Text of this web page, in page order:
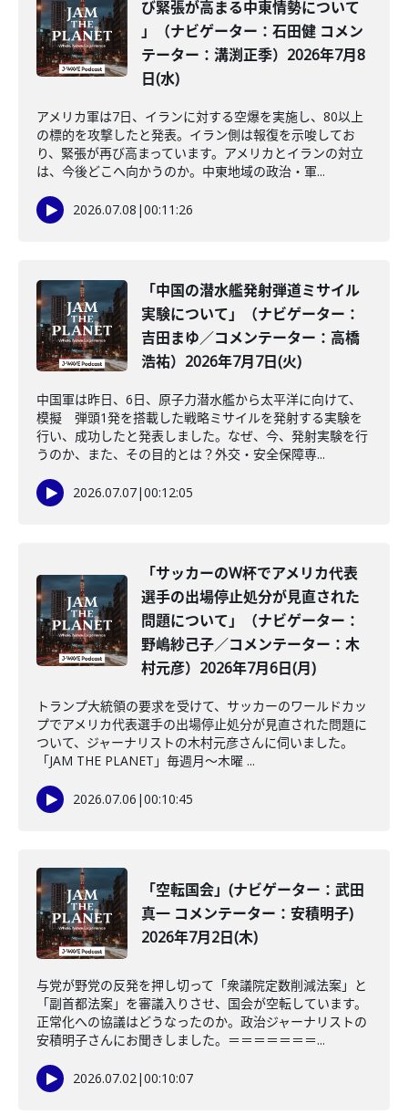
び緊張が高まる中東情勢について
」（ナビゲーター：石田健 コメン
テーター：溝渕正季）2026年7月8
日(水)
アメリカ軍は7日、イランに対する空爆を実施し、80以上
の標的を攻撃したと発表。イラン側は報復を示唆してお
り、緊張が再び高まっています。アメリカとイランの対立
は、今後どこへ向かうのか。中東地域の政治・軍...
2026.07.08 |00:11:26
「中国の潜水艦発射弾道ミサイル
実験について」（ナビゲーター：
吉田まゆ／コメンテーター：高橋
浩祐）2026年7月7日(火)
中国軍は昨日、6日、原子力潜水艦から太平洋に向けて、
模擬 弾頭1発を搭載した戦略ミサイルを発射する実験を
行い、成功したと発表しました。なぜ、今、発射実験を行
うのか、また、その目的とは？外交・安全保障専...
2026.07.07|00:12:05
「サッカーのW杯でアメリカ代表
選手の出場停止処分が見直された
問題について」（ナビゲーター：
野嶋紗己子／コメンテーター：木
村元彦）2026年7月6日(月)
トランプ大統領の要求を受けて、サッカーのワールドカッ
プでアメリカ代表選手の出場停止処分が見直された問題に
ついて、ジャーナリストの木村元彦さんに伺いました。
「JAM THE PLANET」毎週月～木曜 ...
2026.07.06 |00:10:45
「空転国会」(ナビゲーター：武田
真一 コメンテーター：安積明子)
2026年7月2日(木)
与党が野党の反発を押し切って「衆議院定数削減法案」と
「副首都法案」を審議入りさせ、国会が空転しています。
正常化への協議はどうなったのか。政治ジャーナリストの
安積明子さんにお聞きしました。＝＝＝＝＝＝＝...
2026.07.02|00:10:07